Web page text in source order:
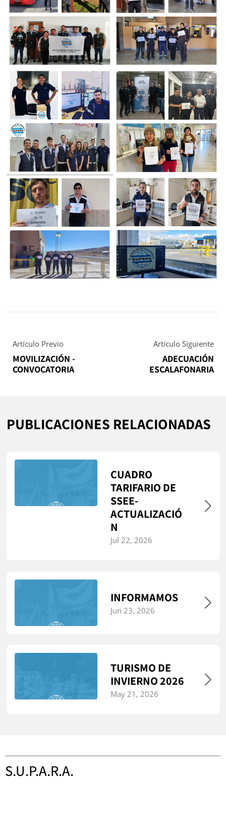
Artículo Previo
MOVILIZACIÓN -
CONVOCATORIA
Artículo Siguiente
ADECUACIÓN
ESCALAFONARIA
PUBLICACIONES RELACIONADAS
CUADRO
TARIFARIO DE
SSEE-
ACTUALIZACIÓ
N
Jul 22, 2026
INFORMAMOS
Jun 23, 2026
TURISMO DE
INVIERNO 2026
May 21, 2026
S.U.P.A.R.A.